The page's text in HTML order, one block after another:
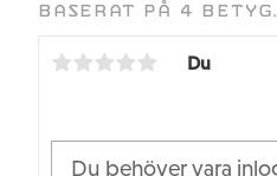
BASERAT PÅ 4 BETYG.
Du